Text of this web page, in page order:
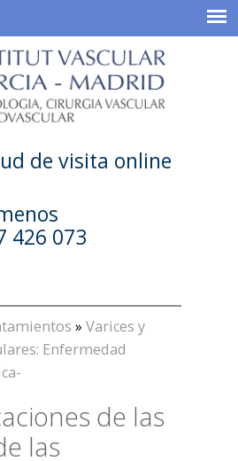
de visita online
426 073
» Varices y
Enfermedad
de las
las